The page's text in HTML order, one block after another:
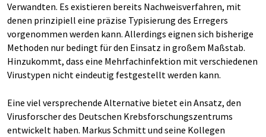
Verwandten. Es existieren bereits Nachweisverfahren, mit
denen prinzipiell eine präzise Typisierung des Erregers
vorgenommen werden kann. Allerdings eignen sich bisherige
Methoden nur bedingt für den Einsatz in großem Maßstab.
Hinzukommt, dass eine Mehrfachinfektion mit verschiedenen
Virustypen nicht eindeutig festgestellt werden kann.
Eine viel versprechende Alternative bietet ein Ansatz, den
Virusforscher des Deutschen Krebsforschungszentrums
entwickelt haben. Markus Schmitt und seine Kollegen